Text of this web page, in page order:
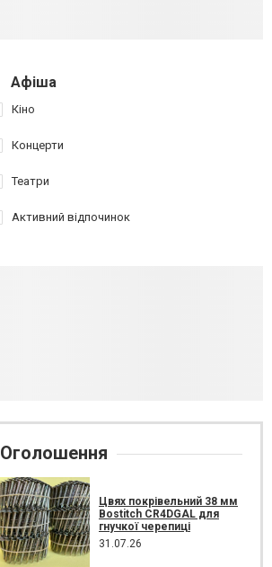
Афіша
Кіно
Концерти
Театри
Активний відпочинок
Оголошення
Цвях покрівельний 38 мм
Bostitch CR4DGAL для
гнучкої черепиці
31.07.26